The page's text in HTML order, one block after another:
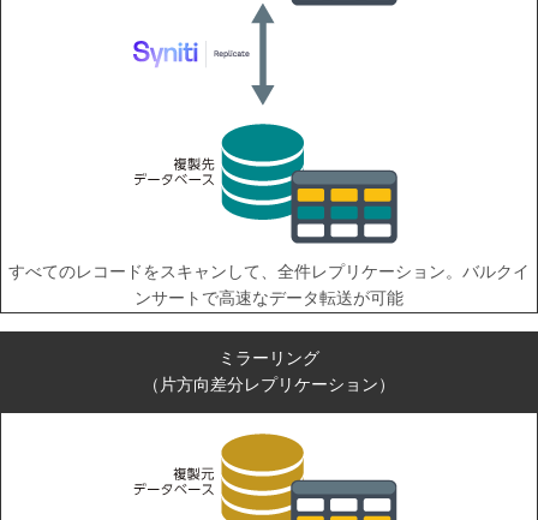
すべてのレコードをスキャンして、全件レプリケーション。バルクイ
ンサートで高速なデータ転送が可能
ミラーリング
（片方向差分レプリケーション）